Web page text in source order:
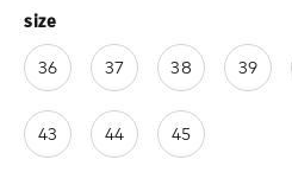
size
36 37 38 39
43 44 45